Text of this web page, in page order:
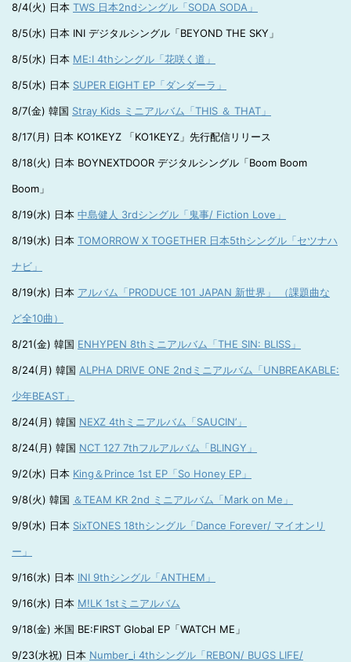
8/4(火) 日本 TWS 日本2ndシングル「SODA SODA」
8/5(水) 日本 INI デジタルシングル「BEYOND THE SKY」
8/5(水) 日本 ME:I 4thシングル「花咲く道」
8/5(水) 日本 SUPER EIGHT EP「ダンダーラ」
8/7(金) 韓国 Stray Kids ミニアルバム「THIS ＆ THAT」
8/17(月) 日本 KO1KEYZ 「KO1KEYZ」先行配信リリース
8/18(火) 日本 BOYNEXTDOOR デジタルシングル「Boom Boom
Boom」
8/19(水) 日本 中島健人 3rdシングル「鬼事/ Fiction Love」
8/19(水) 日本 TOMORROW X TOGETHER 日本5thシングル「セツナハ
ナビ」
8/19(水) 日本 アルバム「PRODUCE 101 JAPAN 新世界」 （課題曲な
ど全10曲）
8/21(金) 韓国 ENHYPEN 8thミニアルバム「THE SIN: BLISS」
8/24(月) 韓国 ALPHA DRIVE ONE 2ndミニアルバム「UNBREAKABLE:
少年BEAST」
8/24(月) 韓国 NEXZ 4thミニアルバム「SAUCIN’」
8/24(月) 韓国 NCT 127 7thフルアルバム「BLINGY」
9/2(水) 日本 King＆Prince 1st EP「So Honey EP」
9/8(火) 韓国 ＆TEAM KR 2nd ミニアルバム「Mark on Me」
9/9(水) 日本 SixTONES 18thシングル「Dance Forever/ マイオンリ
ー」
9/16(水) 日本 INI 9thシングル「ANTHEM」
9/16(水) 日本 M!LK 1stミニアルバム
9/18(金) 米国 BE:FIRST Global EP「WATCH ME」
9/23(水祝) 日本 Number_i 4thシングル「REBON/ BUGS LIFE/